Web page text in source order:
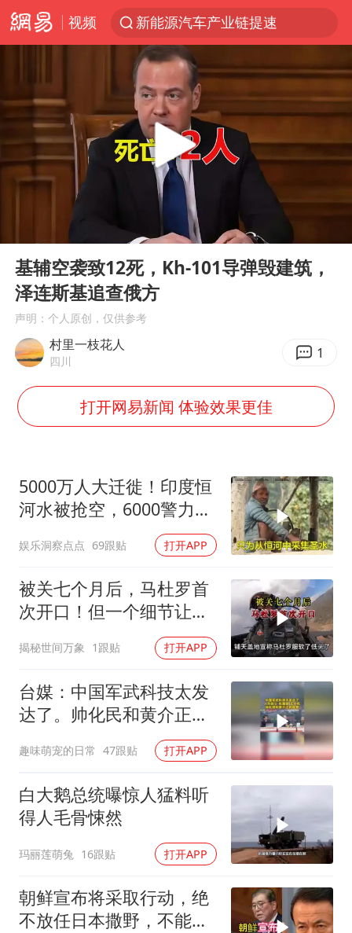
视频
新能源汽车产业链提速
大连一起飞航班因乘客可乐爆瓶折返
费大厨不自称“大王”了
血指纹匹配成功，20年悬案告破！凶手被执行死刑
独闯南太行失联女子遗体已找到
“还不如不放假”
医疗垃圾做手机壳 这也是谋财害命
武契奇：欧洲已处于大战边缘
货车高速制动失灵 交警护航化险为夷
成都多趟列车临时停运
路虎卫士限时降17万 BBA已集体降价
下党之路
Play
03:48
基辅空袭致12死，Kh-101导弹毁建筑，
泽连斯基追查俄方
声明：个人原创，仅供参考
村里一枝花人
四川 1
打开网易新闻 体验效果更佳
5000万人大迁徙！印度恒
河水被抢空，6000警力全
娱乐洞察点点 69跟贴 打开APP
被关七个月后，马杜罗首
次开口！但一个细节让特
揭秘世间万象 1跟贴 打开APP
台媒：中国军武科技太发
达了。帅化民和黄介正的
趣味萌宠的日常 47跟贴 打开APP
白大鹅总统曝惊人猛料听
得人毛骨悚然
玛丽莲萌兔 16跟贴 打开APP
朝鲜宣布将采取行动，绝
不放任日本撒野，不能让